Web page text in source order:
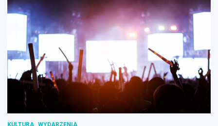
KULTURA WYDARZENIA